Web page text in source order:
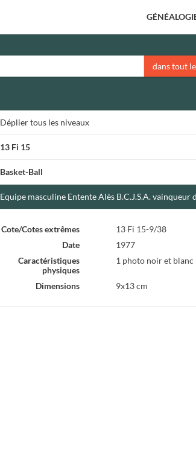
dans tout
Dépliertous les niveaux
13 Fi 15
Basket-Ball
Equipe masculine Entente Alès B.C.J.S.A. vainqueur
Cote/Cotes extrêmes
13 Fi 15-9/38
Date
1977
Caractéristiques
physiques
1 photo noir et blanc
Dimensions 9x13 cm